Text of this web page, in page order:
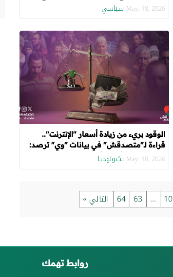
May. 18, 2026 سياسي
الوقود بريء من زيادة أسعار "الإنترنت"..
قراءة لـ"متصدقش" في بيانات "وي" ترصد:
المصريون يدفعون فاتورة الديون
May. 18, 2026 تكنولوجيا
10
...
63
64 التالي »
روابط تهمك